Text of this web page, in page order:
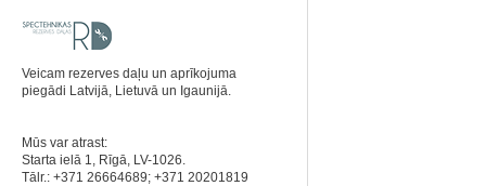
Veicam rezerves daļu un aprīkojuma
piegādi Latvijā, Lietuvā un Igaunijā.
Mūs var atrast:
Starta ielā 1, Rīgā, LV-1026.
Tālr.: +371 26664689; +371 20201819